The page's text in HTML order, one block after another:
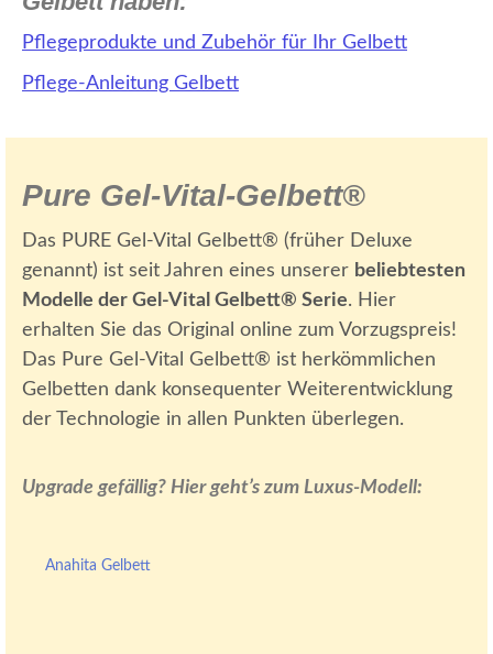
Pflegeprodukte und Zubehör für Ihr Gelbett
Pflege-Anleitung Gelbett
Pure Gel-Vital-Gelbett®
Das PURE Gel-Vital Gelbett® (früher Deluxe
genannt) ist seit Jahren eines unserer beliebtesten
Modelle der Gel-Vital Gelbett® Serie. Hier
erhalten Sie das Original online zum Vorzugspreis!
Das Pure Gel-Vital Gelbett® ist herkömmlichen
Gelbetten dank konsequenter Weiterentwicklung
der Technologie in allen Punkten überlegen.
Upgrade gefällig? Hier geht’s zum Luxus-Modell:
Anahita Gelbett